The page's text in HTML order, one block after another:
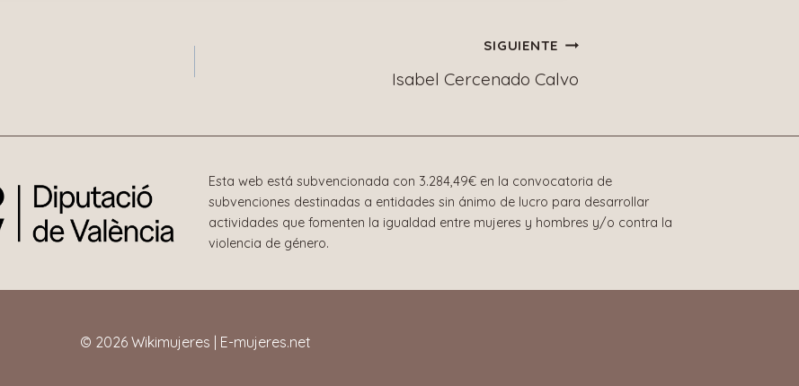
SIGUIENTE
Isabel Cercenado Calvo
Esta web está subvencionada con 3.284,49€ en la convocatoria de
subvenciones destinadas a entidades sin ánimo de lucro para desarrollar
actividades que fomenten la igualdad entre mujeres y hombres y/o contra la
violencia de género.
© 2026 Wikimujeres | E-mujeres.net